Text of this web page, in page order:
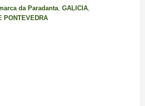
da Paradanta, GALICIA,
PONTEVEDRA